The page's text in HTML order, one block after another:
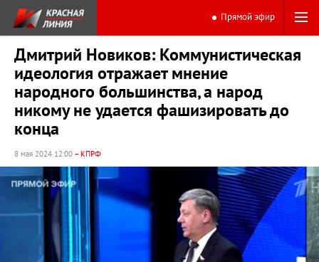
Прямой эфир
Дмитрий Новиков: Коммунистическая
идеология отражает мнение
народного большинства, а народ
никому не удается фашизировать до
конца
8 мая 2024 12:00 – КПРФ